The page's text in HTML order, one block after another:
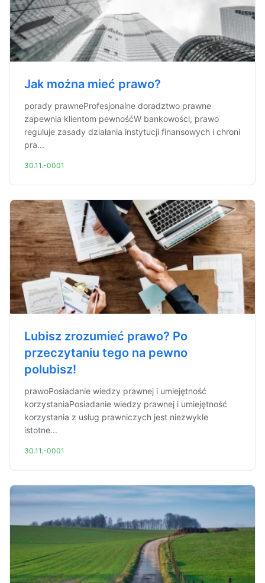
Jak można mieć prawo?
porady prawneProfesjonalne doradztwo prawne
zapewnia klientom pewnośćW bankowości, prawo
reguluje zasady działania instytucji finansowych i chroni
pra...
30.11.-0001
Lubisz zrozumieć prawo? Po
przeczytaniu tego na pewno
polubisz!
prawoPosiadanie wiedzy prawnej i umiejętność
korzystaniaPosiadanie wiedzy prawnej i umiejętność
korzystania z usług prawniczych jest niezwykle
istotne...
30.11.-0001